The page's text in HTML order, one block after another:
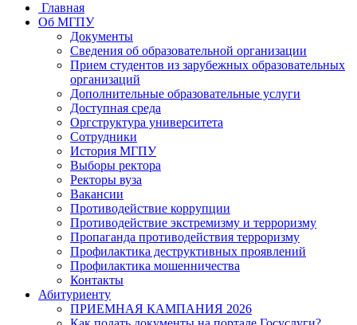
Главная
Об МГПУ
Документы
Сведения об образовательной организации
Прием студентов из зарубежных образовательных
организаций
Дополнительные образовательные услуги
Доступная среда
Оргструктура университета
Сотрудники
История МГПУ
Выборы ректора
Ректоры вуза
Вакансии
Противодействие коррупции
Противодействие экстремизму и терроризму
Пропаганда противодействия терроризму
Профилактика деструктивных проявлений
Профилактика мошенничества
Контакты
Абитуриенту
ПРИЕМНАЯ КАМПАНИЯ 2026